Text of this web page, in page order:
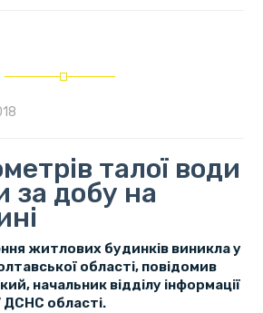
талої води
за добу на
житлових будинків виникла у
області, повідомив
начальник відділу інформації
ДСНС області.